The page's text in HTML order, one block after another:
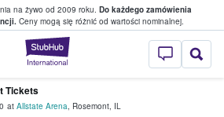
na żywo od 2009 roku. Do każdego zamówienia
Ceny mogą się różnić od wartości nominalnej.
StubHub —
i kibice kupują i
Tickets
at Allstate Arena, Rosemont, IL